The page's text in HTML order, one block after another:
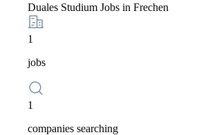
Duales Studium Jobs in Frechen
1
jobs
1
companies searching